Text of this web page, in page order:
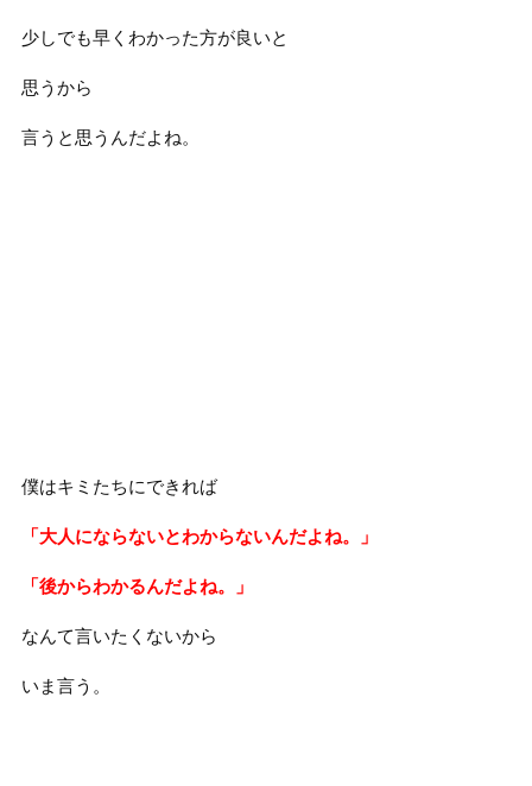
少しでも早くわかった方が良いと
思うから
言うと思うんだよね。
僕はキミたちにできれば
「大人にならないとわからないんだよね。」
「後からわかるんだよね。」
なんて言いたくないから
いま言う。